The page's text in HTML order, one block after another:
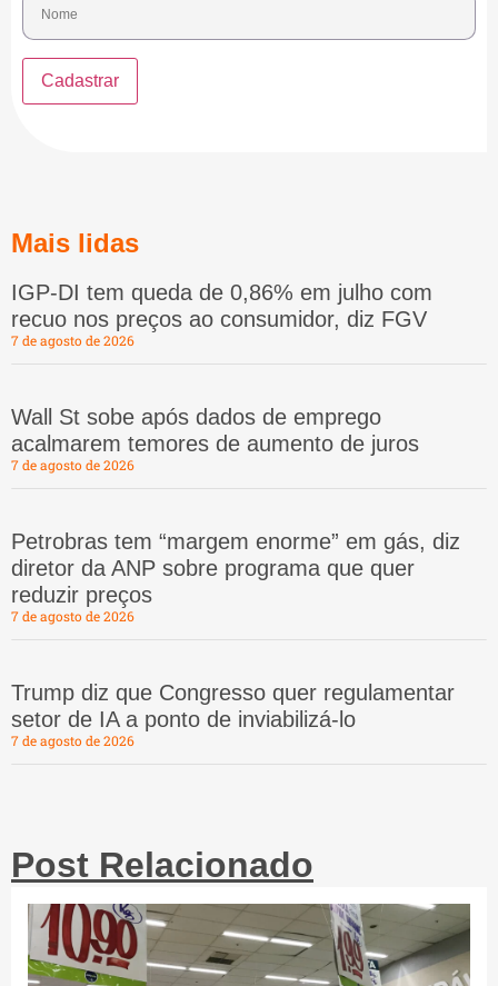
Mais lidas
IGP-DI tem queda de 0,86% em julho com
recuo nos preços ao consumidor, diz FGV
7 de agosto de 2026
Wall St sobe após dados de emprego
acalmarem temores de aumento de juros
7 de agosto de 2026
Petrobras tem “margem enorme” em gás, diz
diretor da ANP sobre programa que quer
reduzir preços
7 de agosto de 2026
Trump diz que Congresso quer regulamentar
setor de IA a ponto de inviabilizá-lo
7 de agosto de 2026
Post Relacionado